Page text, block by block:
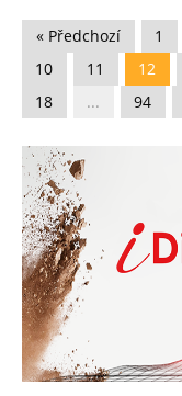
« Předchozí 1
10
11 12
18
... 94